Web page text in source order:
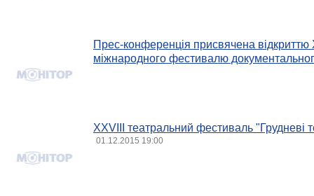
Прес-конференція присвячена відкриттю
міжнародного фестивалю
ХХVІІІ театральний фестиваль "Грудневі
01.12.2015 19:00